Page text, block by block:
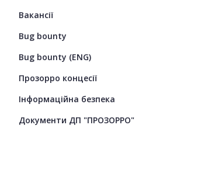
Вакансії
Bug bounty
Bug bounty (ENG)
Прозорро концесії
Інформаційна безпека
Документи ДП "ПРОЗОРРО"